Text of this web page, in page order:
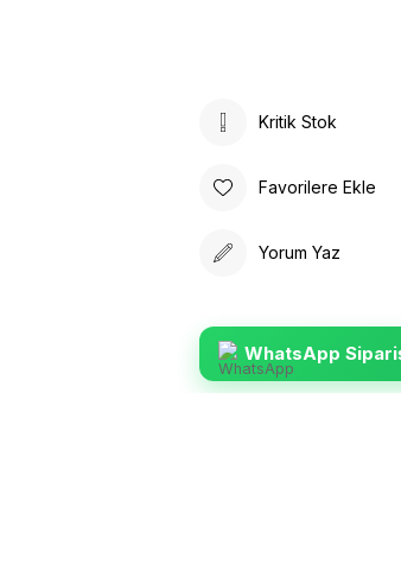
Kritik Stok
Favorilere Ekle
Yorum Yaz
WhatsApp